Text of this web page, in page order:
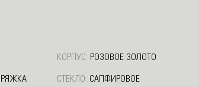
КОРПУС: РОЗОВОЕ ЗОЛОТО
СТЕКЛО: САПФИРОВОЕ